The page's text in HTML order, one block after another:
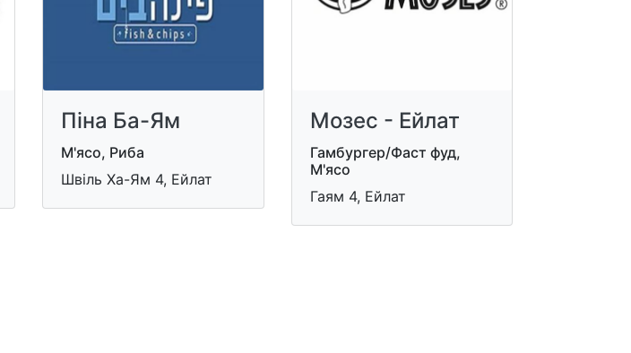
Піна Ба-Ям
М'ясо, Риба
Швіль Ха-Ям 4, Ейлат
Мозес - Ейлат
Гамбургер/Фаст фуд,
М'ясо
Гаям 4, Ейлат